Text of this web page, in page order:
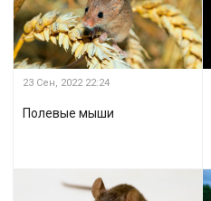
23 Сен, 2022 22:24
Полевые мыши